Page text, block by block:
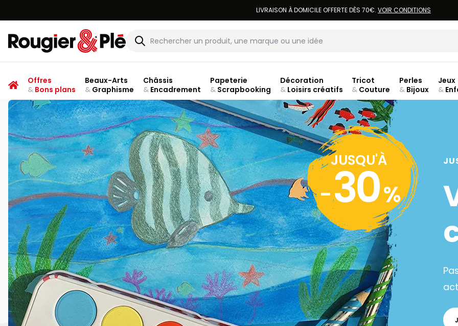
LIVRAISON À DOMICILE OFFERTE DÈS 70€. VOIR CONDITIONS
Rougier & Plé
Offres
&Bons plans
Beaux-Arts
&Graphisme
Châssis
&Encadrement
Papeterie
&Scrapbooking
Décoration
&Loisirs créatifs
Tricot
& Couture
Perles
& Bijoux
Jeux
&
JUSQU'À
-30%